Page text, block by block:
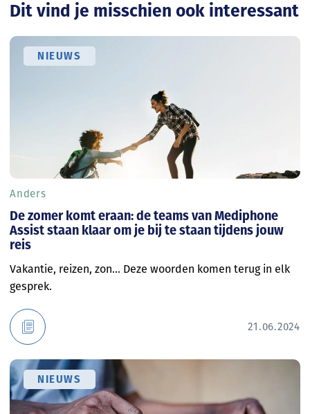
Dit vind je misschien ook interessant
De zomer komt eraan: de teams van Mediphone
Assist staan klaar om je bij te staan tijdens jouw
reis
NIEUWS
Vakantie, reizen, zon… Deze woorden komen terug in elk
gesprek.
Anders
21.06.2024
NIEUWS